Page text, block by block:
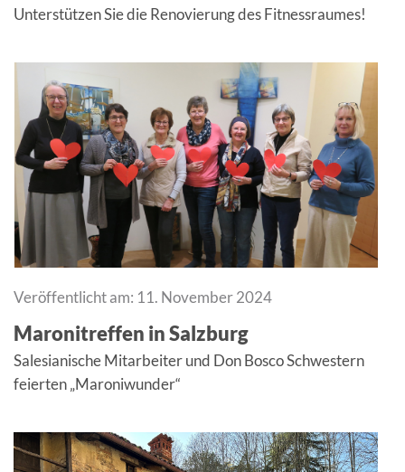
Unterstützen Sie die Renovierung des Fitnessraumes!
Veröffentlicht am: 11. November 2024
Maronitreffen in Salzburg
Salesianische Mitarbeiter und Don Bosco Schwestern
feierten „Maroniwunder“